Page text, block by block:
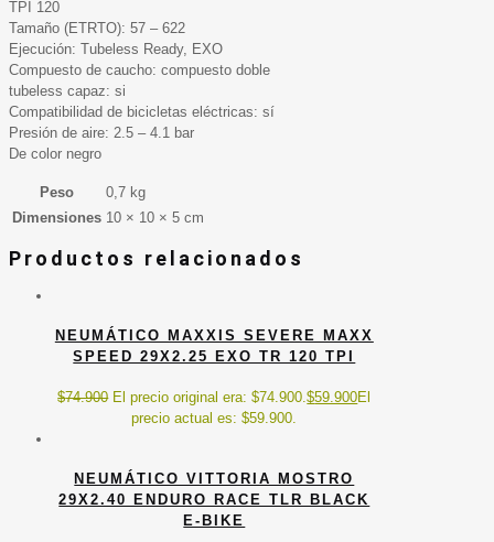
TPI 120
Tamaño (ETRTO): 57 – 622
Ejecución: Tubeless Ready, EXO
Compuesto de caucho: compuesto doble
tubeless capaz: si
Compatibilidad de bicicletas eléctricas: sí
Presión de aire: 2.5 – 4.1 bar
De color negro
Peso
0,7 kg
Dimensiones 10 × 10 × 5 cm
Productos relacionados
NEUMÁTICO MAXXIS SEVERE MAXX
SPEED 29X2.25 EXO TR 120 TPI
$74.900 El precio original era: $74.900.$59.900El
precio actual es: $59.900.
NEUMÁTICO VITTORIA MOSTRO
29X2.40 ENDURO RACE TLR BLACK
E-BIKE